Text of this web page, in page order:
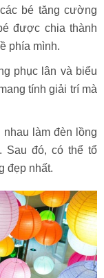
bé tăng cường
được chia thành
phía mình.
phục lân và biểu
tính giải trí mà
nhau làm đèn lồng
Sau đó, có thể tổ
đẹp nhất.